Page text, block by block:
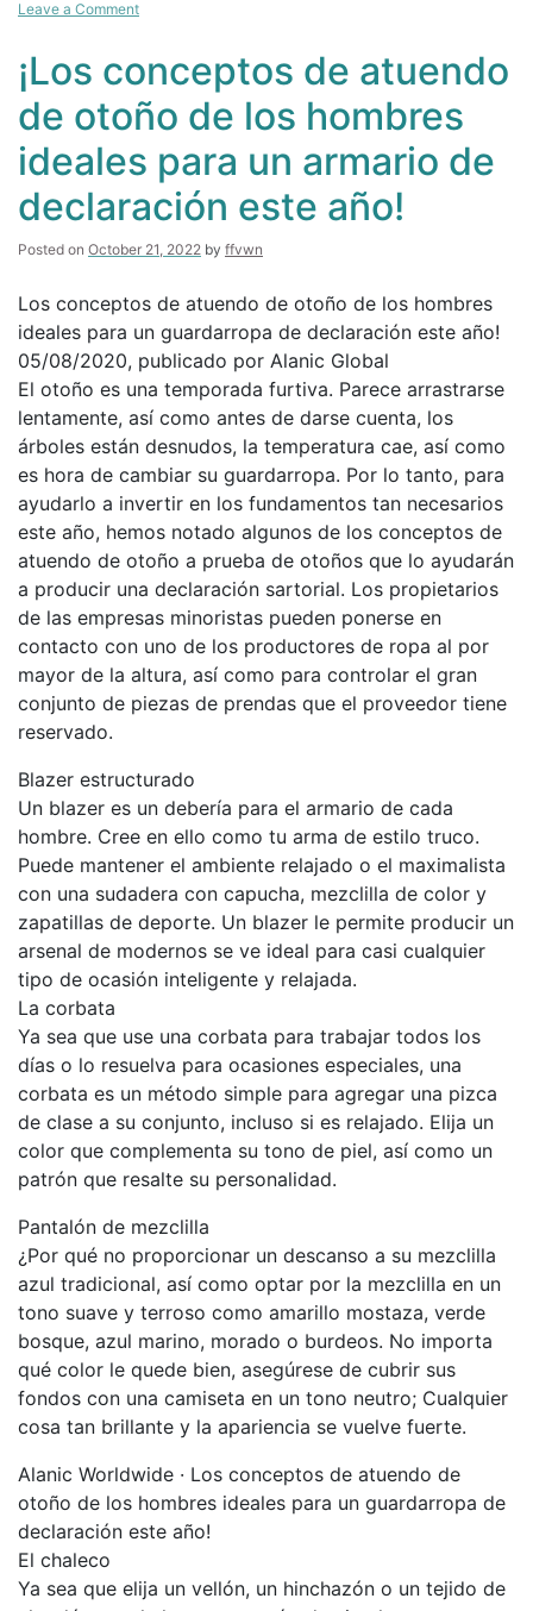
Leave a Commenton
prensas:
Siriano
para
Lane
Bryant!
¡Los conceptos de atuendo
de otoño de los hombres
ideales para un armario de
declaración este año!
Posted on October 21, 2022 by ffvwn
Los conceptos de atuendo de otoño de los hombres
ideales para un guardarropa de declaración este año!
05/08/2020, publicado por Alanic Global
El otoño es una temporada furtiva. Parece arrastrarse
lentamente, así como antes de darse cuenta, los
árboles están desnudos, la temperatura cae, así como
es hora de cambiar su guardarropa. Por lo tanto, para
ayudarlo a invertir en los fundamentos tan necesarios
este año, hemos notado algunos de los conceptos de
atuendo de otoño a prueba de otoños que lo ayudarán
a producir una declaración sartorial. Los propietarios
de las empresas minoristas pueden ponerse en
contacto con uno de los productores de ropa al por
mayor de la altura, así como para controlar el gran
conjunto de piezas de prendas que el proveedor tiene
reservado.
Blazer estructurado
Un blazer es un debería para el armario de cada
hombre. Cree en ello como tu arma de estilo truco.
Puede mantener el ambiente relajado o el maximalista
con una sudadera con capucha, mezclilla de color y
zapatillas de deporte. Un blazer le permite producir un
arsenal de modernos se ve ideal para casi cualquier
tipo de ocasión inteligente y relajada.
La corbata
Ya sea que use una corbata para trabajar todos los
días o lo resuelva para ocasiones especiales, una
corbata es un método simple para agregar una pizca
de clase a su conjunto, incluso si es relajado. Elija un
color que complementa su tono de piel, así como un
patrón que resalte su personalidad.
Pantalón de mezclilla
¿Por qué no proporcionar un descanso a su mezclilla
azul tradicional, así como optar por la mezclilla en un
tono suave y terroso como amarillo mostaza, verde
bosque, azul marino, morado o burdeos. No importa
qué color le quede bien, asegúrese de cubrir sus
fondos con una camiseta en un tono neutro; Cualquier
cosa tan brillante y la apariencia se vuelve fuerte.
Alanic Worldwide · Los conceptos de atuendo de
otoño de los hombres ideales para un guardarropa de
declaración este año!
El chaleco
Ya sea que elija un vellón, un hinchazón o un tejido de